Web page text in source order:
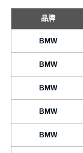
品牌
BMW
BMW
BMW
BMW
BMW